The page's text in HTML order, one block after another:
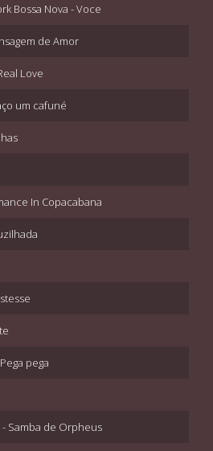
Bossa Nova - Voce
de Amor
Love
um cafuné
In Copacabana
pega
Samba de Orpheus